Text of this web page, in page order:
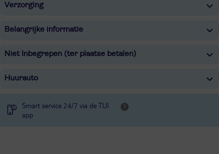
Verzorging
Belangrijke informatie
Niet Inbegrepen (ter plaatse betalen)
Huurauto
Smart service 24/7 via de TUI
app